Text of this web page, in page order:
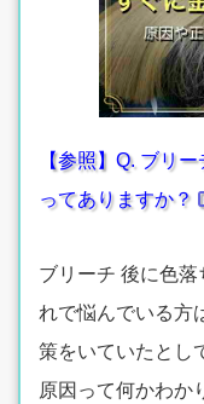
【参照】Q. ブリ
ってありますか？
ブリーチ 後に色
れで悩んでいる方
策をいていたとし
原因って何かわか